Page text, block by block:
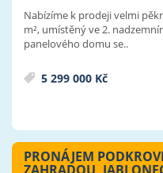
Nabízíme k prodeji velmi
m², umístěný ve 2.
panelového domu se..
5 299 000 Kč
PRONÁJEM